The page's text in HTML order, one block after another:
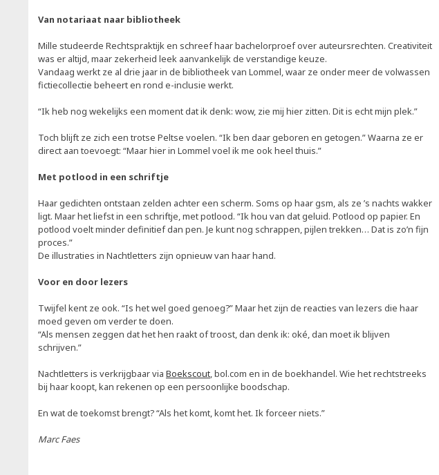
Van notariaat naar bibliotheek
Mille studeerde Rechtspraktijk en schreef haar bachelorproef over auteursrechten. Creativiteit
was er altijd, maar zekerheid leek aanvankelijk de verstandige keuze.
Vandaag werkt ze al drie jaar in de bibliotheek van Lommel, waar ze onder meer de volwassen
fictiecollectie beheert en rond e-inclusie werkt.
“Ik heb nog wekelijks een moment dat ik denk: wow, zie mij hier zitten. Dit is echt mijn plek.”
Toch blijft ze zich een trotse Peltse voelen. “Ik ben daar geboren en getogen.” Waarna ze er
direct aan toevoegt: “Maar hier in Lommel voel ik me ook heel thuis.”
Met potlood in een schriftje
Haar gedichten ontstaan zelden achter een scherm. Soms op haar gsm, als ze ’s nachts wakker
ligt. Maar het liefst in een schriftje, met potlood. “Ik hou van dat geluid. Potlood op papier. En
potlood voelt minder definitief dan pen. Je kunt nog schrappen, pijlen trekken… Dat is zo’n fijn
proces.”
De illustraties in Nachtletters zijn opnieuw van haar hand.
Voor en door lezers
Twijfel kent ze ook. “Is het wel goed genoeg?” Maar het zijn de reacties van lezers die haar
moed geven om verder te doen.
“Als mensen zeggen dat het hen raakt of troost, dan denk ik: oké, dan moet ik blijven
schrijven.”
Nachtletters is verkrijgbaar via Boekscout, bol.com en in de boekhandel. Wie het rechtstreeks
bij haar koopt, kan rekenen op een persoonlijke boodschap.
En wat de toekomst brengt? “Als het komt, komt het. Ik forceer niets.”
Marc Faes